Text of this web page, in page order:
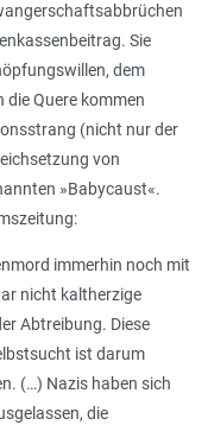
Sie
dem
Quere kommen
(nicht nur der
von
»Babycaust«.
immerhin noch mit
nicht kaltherzige
Abtreibung. Diese
ist darum
(…) Nazis haben sich
die